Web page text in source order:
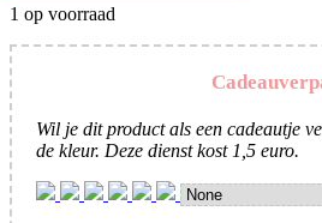
1 op voorraad
Wil je dit product als een cadeautje
de kleur. Deze dienst kost 1,5 euro.